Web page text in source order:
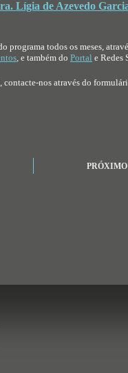
Lígia de Azevedo
programa todos os meses,
, e também do Portal e Redes
nos através do
PRÓXIMO